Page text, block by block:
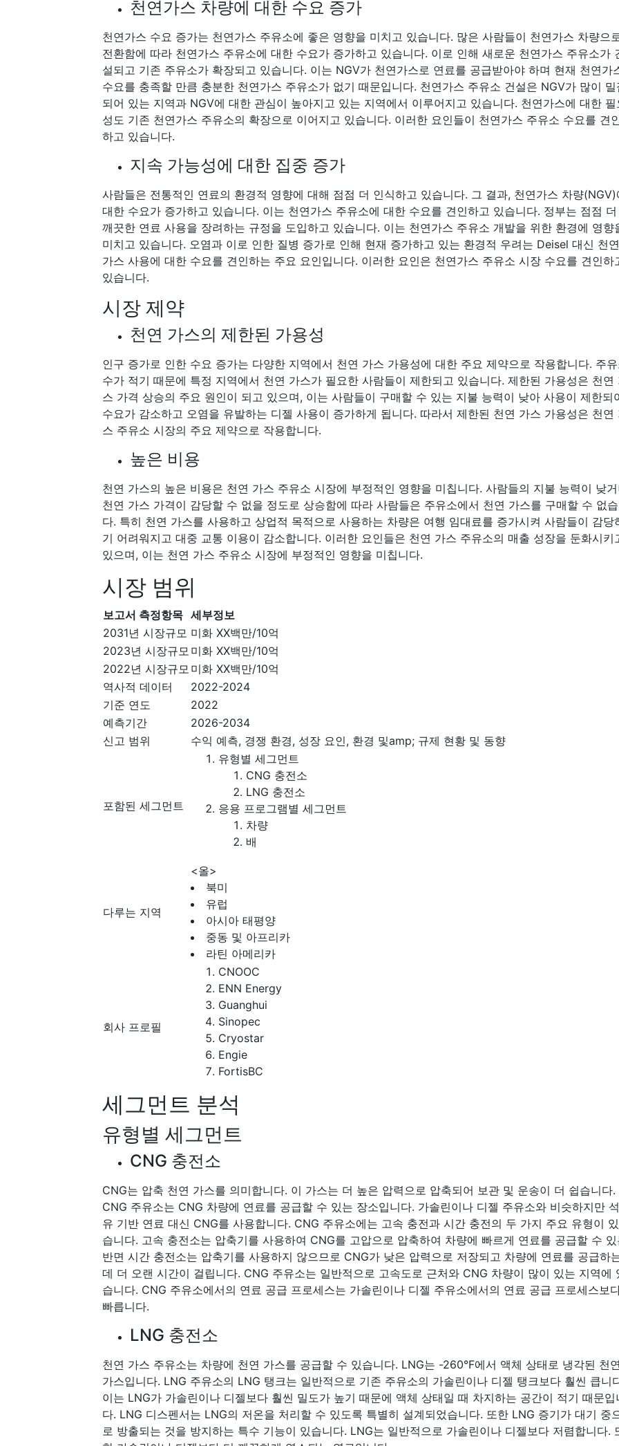
천연가스 차량에 대한 수요 증가
천연가스 수요 증가는 천연가스 주유소에 좋은 영향을 미치고 있습니다. 많은 사람들이 천연가스 차량으
전환함에 따라 천연가스 주유소에 대한 수요가 증가하고 있습니다. 이로 인해 새로운 천연가스 주유소가
설되고 기존 주유소가 확장되고 있습니다. 이는 NGV가 천연가스로 연료를 공급받아야 하며 현재 천연가
수요를 충족할 만큼 충분한 천연가스 주유소가 없기 때문입니다. 천연가스 주유소 건설은 NGV가 많이 밀
되어 있는 지역과 NGV에 대한 관심이 높아지고 있는 지역에서 이루어지고 있습니다. 천연가스에 대한 필
성도 기존 천연가스 주유소의 확장으로 이어지고 있습니다. 이러한 요인들이 천연가스 주유소 수요를 견
하고 있습니다.
지속 가능성에 대한 집중 증가
사람들은 전통적인 연료의 환경적 영향에 대해 점점 더 인식하고 있습니다. 그 결과, 천연가스 차량(NGV)
대한 수요가 증가하고 있습니다. 이는 천연가스 주유소에 대한 수요를 견인하고 있습니다. 정부는 점점 더
깨끗한 연료 사용을 장려하는 규정을 도입하고 있습니다. 이는 천연가스 주유소 개발을 위한 환경에 영향
미치고 있습니다. 오염과 이로 인한 질병 증가로 인해 현재 증가하고 있는 환경적 우려는 Deisel 대신 천연
가스 사용에 대한 수요를 견인하는 주요 요인입니다. 이러한 요인은 천연가스 주유소 시장 수요를 견인하
있습니다.
시장 제약
천연 가스의 제한된 가용성
인구 증가로 인한 수요 증가는 다양한 지역에서 천연 가스 가용성에 대한 주요 제약으로 작용합니다. 주
수가 적기 때문에 특정 지역에서 천연 가스가 필요한 사람들이 제한되고 있습니다. 제한된 가용성은 천연
스 가격 상승의 주요 원인이 되고 있으며, 이는 사람들이 구매할 수 있는 지불 능력이 낮아 사용이 제한되
수요가 감소하고 오염을 유발하는 디젤 사용이 증가하게 됩니다. 따라서 제한된 천연 가스 가용성은 천연
스 주유소 시장의 주요 제약으로 작용합니다.
높은 비용
천연 가스의 높은 비용은 천연 가스 주유소 시장에 부정적인 영향을 미칩니다. 사람들의 지불 능력이 낮
천연 가스 가격이 감당할 수 없을 정도로 상승함에 따라 사람들은 주유소에서 천연 가스를 구매할 수 없
다. 특히 천연 가스를 사용하고 상업적 목적으로 사용하는 차량은 여행 임대료를 증가시켜 사람들이 감당
기 어려워지고 대중 교통 이용이 감소합니다. 이러한 요인들은 천연 가스 주유소의 매출 성장을 둔화시키
있으며, 이는 천연 가스 주유소 시장에 부정적인 영향을 미칩니다.
시장 범위
보고서 측정항목 세부정보
2031년 시장규모 미화 XX백만/10억
2023년 시장규모 미화 XX백만/10억
2022년 시장규모 미화 XX백만/10억
역사적 데이터
2022-2024
기준 연도
2022
예측기간
2026-2034
신고 범위
수익 예측, 경쟁 환경, 성장 요인, 환경 및amp; 규제 현황 및 동향
포함된 세그먼트
유형별 세그먼트
CNG 충전소
LNG 충전소
응용 프로그램별 세그먼트
차량
배
다루는 지역
<올>
북미
유럽
아시아 태평양
중동 및 아프리카
라틴 아메리카
회사 프로필
CNOOC
ENN Energy
Guanghui
Sinopec
Cryostar
Engie
FortisBC
세그먼트 분석
유형별 세그먼트
CNG 충전소
CNG는 압축 천연 가스를 의미합니다. 이 가스는 더 높은 압력으로 압축되어 보관 및 운송이 더 쉽습니다.
CNG 주유소는 CNG 차량에 연료를 공급할 수 있는 장소입니다. 가솔린이나 디젤 주유소와 비슷하지만 석
유 기반 연료 대신 CNG를 사용합니다. CNG 주유소에는 고속 충전과 시간 충전의 두 가지 주요 유형이 있
습니다. 고속 충전소는 압축기를 사용하여 CNG를 고압으로 압축하여 차량에 빠르게 연료를 공급할 수
반면 시간 충전소는 압축기를 사용하지 않으므로 CNG가 낮은 압력으로 저장되고 차량에 연료를 공급하
데 더 오랜 시간이 걸립니다. CNG 주유소는 일반적으로 고속도로 근처와 CNG 차량이 많이 있는 지역에
습니다. CNG 주유소에서의 연료 공급 프로세스는 가솔린이나 디젤 주유소에서의 연료 공급 프로세스보
빠릅니다.
LNG 충전소
천연 가스 주유소는 차량에 천연 가스를 공급할 수 있습니다. LNG는 -260°F에서 액체 상태로 냉각된 천
가스입니다. LNG 주유소의 LNG 탱크는 일반적으로 기존 주유소의 가솔린이나 디젤 탱크보다 훨씬 큽니
이는 LNG가 가솔린이나 디젤보다 훨씬 밀도가 높기 때문에 액체 상태일 때 차지하는 공간이 적기 때문입
다. LNG 디스펜서는 LNG의 저온을 처리할 수 있도록 특별히 설계되었습니다. 또한 LNG 증기가 대기 중
로 방출되는 것을 방지하는 특수 기능이 있습니다. LNG는 일반적으로 가솔린이나 디젤보다 저렴합니다.